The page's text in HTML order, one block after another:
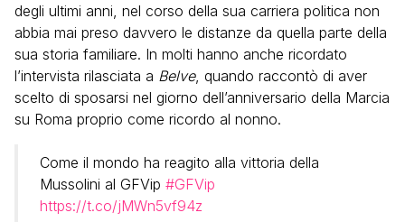
degli ultimi anni, nel corso della sua carriera politica non
abbia mai preso davvero le distanze da quella parte della
sua storia familiare. In molti hanno anche ricordato
l’intervista rilasciata a Belve, quando raccontò di aver
scelto di sposarsi nel giorno dell’anniversario della Marcia
su Roma proprio come ricordo al nonno.
Come il mondo ha reagito alla vittoria della
Mussolini al GFVip #GFVip
https://t.co/jMWn5vf94z